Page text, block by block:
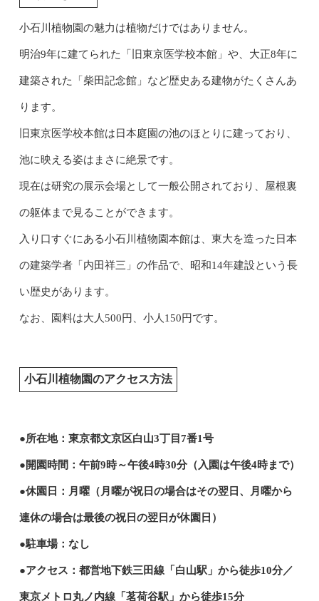
小石川植物園の魅力は植物だけではありません。
明治9年に建てられた「旧東京医学校本館」や、大正8年に
建築された「柴田記念館」など歴史ある建物がたくさんあ
ります。
旧東京医学校本館は日本庭園の池のほとりに建っており、
池に映える姿はまさに絶景です。
現在は研究の展示会場として一般公開されており、屋根裏
の躯体まで見ることができます。
入り口すぐにある小石川植物園本館は、東大を造った日本
の建築学者「内田祥三」の作品で、昭和14年建設という長
い歴史があります。
なお、園料は大人500円、小人150円です。
小石川植物園のアクセス方法
●所在地：東京都文京区白山3丁目7番1号
●開園時間：午前9時～午後4時30分（入園は午後4時まで）
●休園日：月曜（月曜が祝日の場合はその翌日、月曜から
連休の場合は最後の祝日の翌日が休園日）
●駐車場：なし
●アクセス：都営地下鉄三田線「白山駅」から徒歩10分／
東京メトロ丸ノ内線「茗荷谷駅」から徒歩15分